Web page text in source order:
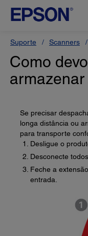
Suporte Scanners
Como
Se precisar
longa distância ou
para transporte
Desligue o
Desconecte
Feche a
entrada.